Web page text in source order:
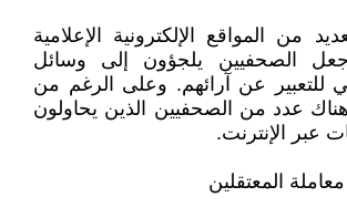
من المواقع الإلكترونية الإعلامية
جعل الصحفيين يلجؤون إلى وسائل
للتعبير عن آرائهم. وعلى الرغم من
هناك عدد من الصحفيين الذين يحاولون
عبر الإنترنت.